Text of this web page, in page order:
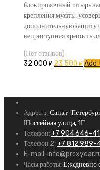
блокировочный штырь
крепления муфты,
дополнительную защиту
неприступная крепость
(Нет отзывов)
32 000₽ 23 500 ₽Add
Адрес: г. Санкт-
Шоссейная улица, 1Г
Телефон: +7 904 646-
Телефон 2: +7 812 989-
E-mail:
Часы работы: Ежедневно